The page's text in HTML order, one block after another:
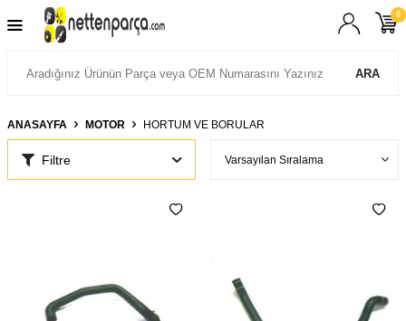
ARA
0
ANASAYFA MOTOR HORTUM VE BORULAR
Filtre